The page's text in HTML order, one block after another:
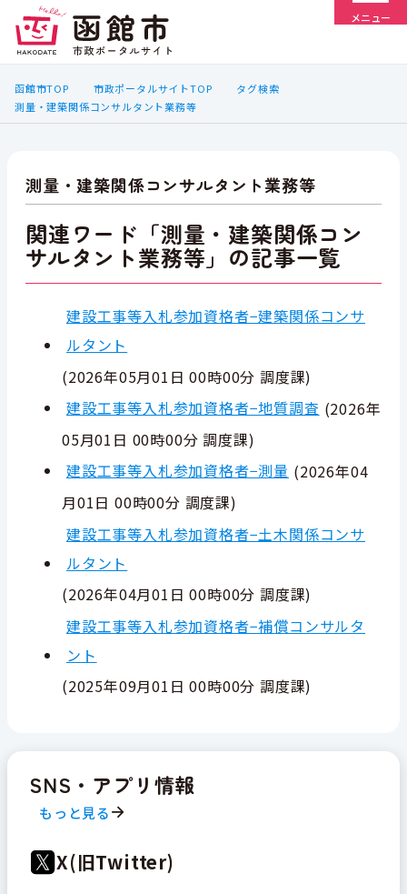
メニュー
函館市TOP 市政ポータルサイトTOP
タグ検索
測量・建築関係コンサルタント業務等
測量・建築関係コンサルタント業務等
関連ワード「測量・建築関係コン
サルタント業務等」の記事一覧
建設工事等入札参加資格者−建築関係コンサ
ルタント
(2026年05月01日 00時00分 調度課)
建設工事等入札参加資格者−地質調査 (2026年
05月01日 00時00分 調度課)
建設工事等入札参加資格者−測量 (2026年04
月01日 00時00分 調度課)
建設工事等入札参加資格者−土木関係コンサ
ルタント
(2026年04月01日 00時00分 調度課)
建設工事等入札参加資格者−補償コンサルタ
ント
(2025年09月01日 00時00分 調度課)
SNS・アプリ情報
もっと見る
X(旧Twitter)